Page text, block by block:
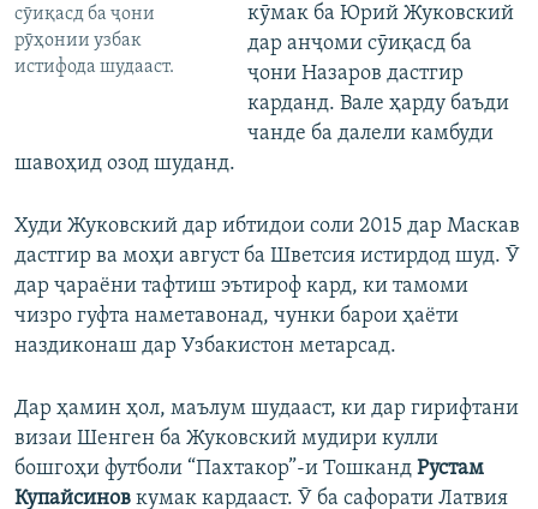
сӯиқасд ба ҷони
рӯҳонии узбак
истифода шудааст.
кӯмак ба Юрий Жуковский
дар анҷоми сӯиқасд ба
ҷони Назаров дастгир
карданд. Вале ҳарду баъди
чанде ба далели камбуди
шавоҳид озод шуданд.
Худи Жуковский дар ибтидои соли 2015 дар Маскав
дастгир ва моҳи август ба Шветсия истирдод шуд. Ӯ
дар ҷараёни тафтиш эътироф кард, ки тамоми
чизро гуфта наметавонад, чунки барои ҳаёти
наздиконаш дар Узбакистон метарсад.
Дар ҳамин ҳол, маълум шудааст, ки дар гирифтани
визаи Шенген ба Жуковский мудири кулли
бошгоҳи футболи “Пахтакор”-и Тошканд Рустам
Купайсинов кумак кардааст. Ӯ ба сафорати Латвия